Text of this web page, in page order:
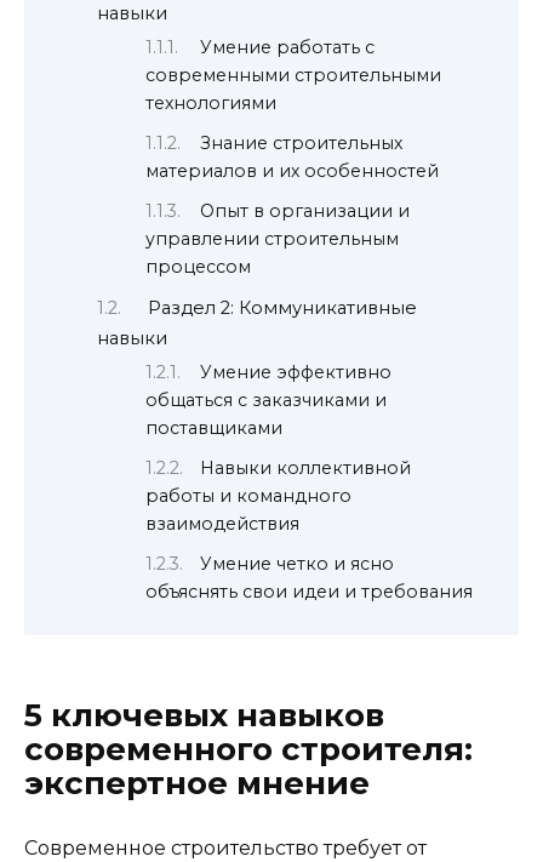
навыки
Умение работать с
современными строительными
технологиями
Знание строительных
материалов и их особенностей
Опыт в организации и
управлении строительным
процессом
Раздел 2: Коммуникативные
навыки
Умение эффективно
общаться с заказчиками и
поставщиками
Навыки коллективной
работы и командного
взаимодействия
Умение четко и ясно
объяснять свои идеи и требования
5 ключевых навыков
современного строителя:
экспертное мнение
Современное строительство требует от